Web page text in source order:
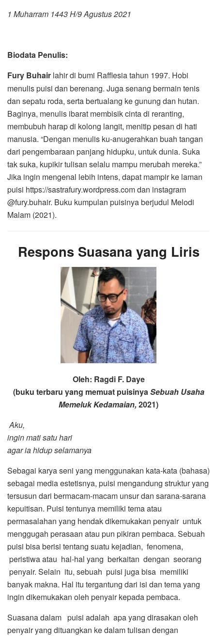
1 Muharram 1443 H/9 Agustus 2021
Biodata Penulis:
Fury Buhair lahir di bumi Rafflesia tahun 1997. Hobi
menulis puisi dan berenang. Juga senang bermain tenis
dan sepatu roda, serta bertualang ke gunung dan hutan.
Baginya, menulis ibarat membisik cinta di reranting,
membubuh harap di kolong langit, menitip pesan di hati
manusia. “Dengan menulis ku-anugerahkan buah tangan
dari pengembaraan panjang hidupku, untuk dunia. Suka
tak suka, kupikir tulisan selalu mampu merubah mereka.”
Jika ingin mengenal lebih intens, dapat mampir ke laman
puisi https://sastrafury.wordpress.com dan instagram
@fury.buhair. Buku kumpulan puisinya berjudul Melodi
Malam (2021).
Respons Suasana yang Liris
Oleh: Ragdi F. Daye
(buku terbaru yang memuat puisinya Sebuah Usaha
Memeluk Kedamaian, 2021)
Aku,
ingin mati satu hari
agar ia hidup selamanya
Sebagai karya seni yang menggunakan kata-kata (bahasa)
sebagai media estetisnya, puisi mengandung struktur yang
tersusun dari bermacam-macam unsur dan sarana-sarana
kepuitisan. Puisi tentunya memiliki tema atau
permasalahan yang hendak dikemukakan penyair untuk
menggugah perasaan atau pun pikiran pembaca. Sebuah
puisi bisa berisi tentang suatu kejadian, fenomena,
peristiwa atau hal-hal yang berkaitan dengan seorang
penyair. Selain itu, sebuah puisi juga bisa memiliki
banyak makna. Hal itu tergantung dari isi dan tema yang
ingin dikemukakan oleh penyair kepada pembaca.
Suasana dalam puisi adalah apa yang dirasakan oleh
penyair yang dituangkan ke dalam tulisan dengan